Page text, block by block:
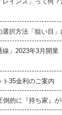
選択方法「狙い目」
線」2023年3月開
ト35金利のご案内
的に『持ち家』が